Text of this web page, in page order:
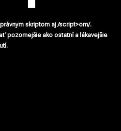
skriptom aj /script>om/.
pozornejšie ako ostatní a lákavejšie